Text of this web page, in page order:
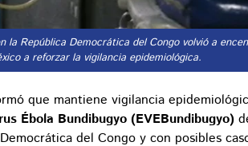
la República Democrática del Congo volvió a
a reforzar la vigilancia epidemiológica.
que mantiene vigilancia
Ébola Bundibugyo (EVEBundibugyo)
del Congo y con posibles